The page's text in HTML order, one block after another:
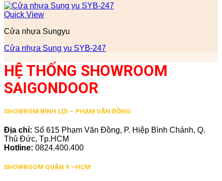
Quick View
Cửa nhựa Sungyu
Cửa nhựa Sung yu SYB-247
HỆ THỐNG SHOWROOM
SAIGONDOOR
SHOWROM BÌNH LỢI – PHẠM VĂN ĐỒNG
Địa chỉ: Số 615 Phạm Văn Đồng, P. Hiệp Bình Chánh, Q.
Thủ Đức, Tp.HCM
Hotline: 0824.400.400
SHOWROOM QUẬN 9 –HCM